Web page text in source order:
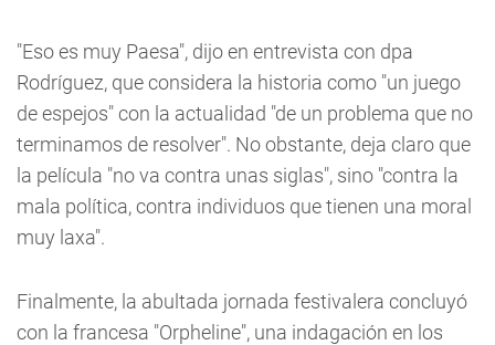
"Eso es muy Paesa", dijo en entrevista con dpa
Rodríguez, que considera la historia como "un juego
de espejos" con la actualidad "de un problema que no
terminamos de resolver". No obstante, deja claro que
la película "no va contra unas siglas", sino "contra la
mala política, contra individuos que tienen una moral
muy laxa".
Finalmente, la abultada jornada festivalera concluyó
con la francesa "Orpheline", una indagación en los